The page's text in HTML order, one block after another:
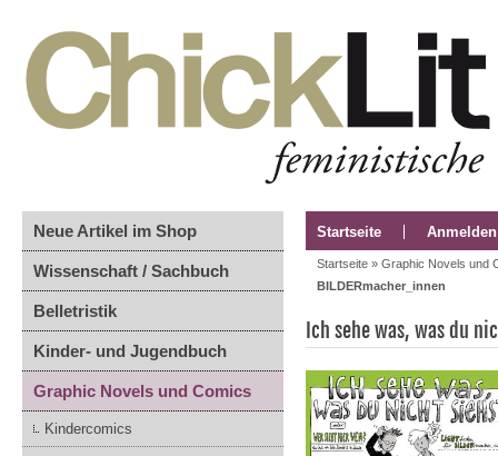
Neue Artikel im Shop
Wissenschaft / Sachbuch
Belletristik
Kinder- und Jugendbuch
Graphic Novels und Comics
Kindercomics
Startseite Anmelden
Startseite » Graphic Novels und
BILDERmacher_innen
Ich sehe was, was du